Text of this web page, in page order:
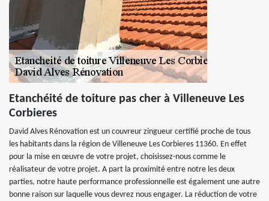
Etanchéité de toiture pas cher à Villeneuve Les
Corbieres
David Alves Rénovation est un couvreur zingueur certifié proche de tous
les habitants dans la région de Villeneuve Les Corbieres 11360. En effet
pour la mise en œuvre de votre projet, choisissez-nous comme le
réalisateur de votre projet. A part la proximité entre notre les deux
parties, notre haute performance professionnelle est également une autre
bonne raison sur laquelle vous devrez nous engager. La réduction de votre